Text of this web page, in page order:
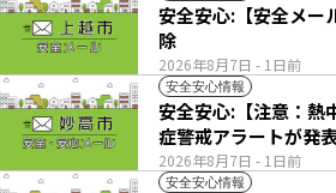
2026年8月7日 - 1日前
安全安心:【安全メー
除
安全安心情報
2026年8月7日 - 1日前
安全安心:【注意：熱
症警戒アラートが発
安全安心情報